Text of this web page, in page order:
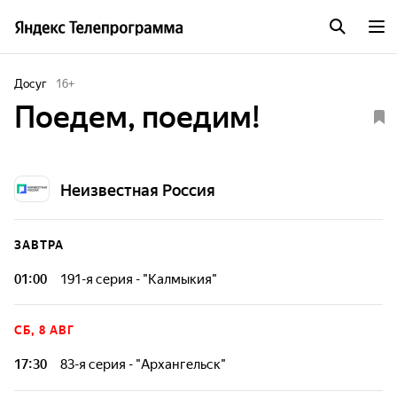
Досуг 16+
Поедем, поедим!
Неизвестная Россия
ЗАВТРА
01:00 191-я серия - "Калмыкия"
Наша программа - гастрономическая карта мира, на
национальных кухонь разных народов.
СБ, 8 АВГ
17:30 83-я серия - "Архангельск"
Наша программа - гастрономическая карта мира, на